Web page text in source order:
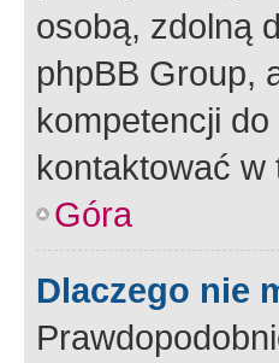
osobą, zdolną
phpBB Group,
kompetencji
kontaktować w
Góra
Dlaczego nie